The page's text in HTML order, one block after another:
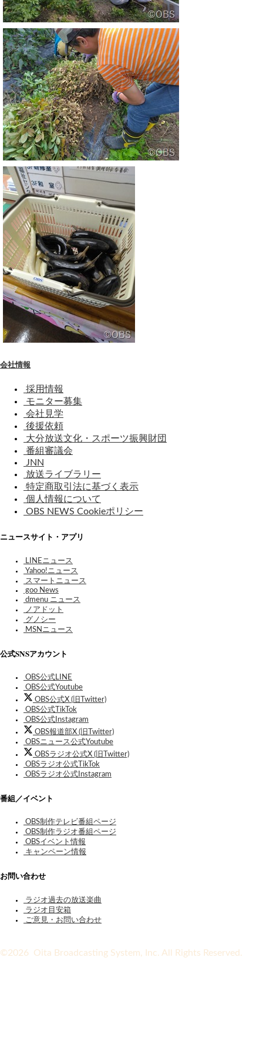
会社情報
採用情報
モニター募集
会社見学
後援依頼
大分放送文化・スポーツ振興財団
番組審議会
JNN
放送ライブラリー
特定商取引法に基づく表示
個人情報について
OBS NEWS Cookieポリシー
ニュースサイト・アプリ
LINEニュース
Yahoo!ニュース
スマートニュース
goo News
dmenu ニュース
ノアドット
グノシー
MSNニュース
公式SNSアカウント
OBS公式LINE
OBS公式Youtube
OBS公式X (旧Twitter)
OBS公式TikTok
OBS公式Instagram
OBS報道部X (旧Twitter)
OBSニュース公式Youtube
OBSラジオ公式X (旧Twitter)
OBSラジオ公式TikTok
OBSラジオ公式Instagram
番組／イベント
OBS制作テレビ番組ページ
OBS制作ラジオ番組ページ
OBSイベント情報
キャンペーン情報
お問い合わせ
ラジオ過去の放送楽曲
ラジオ目安箱
ご意見・お問い合わせ
©2026 Oita Broadcasting System, Inc. All Rights Reserved.